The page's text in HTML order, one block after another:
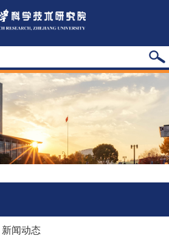
新闻动态